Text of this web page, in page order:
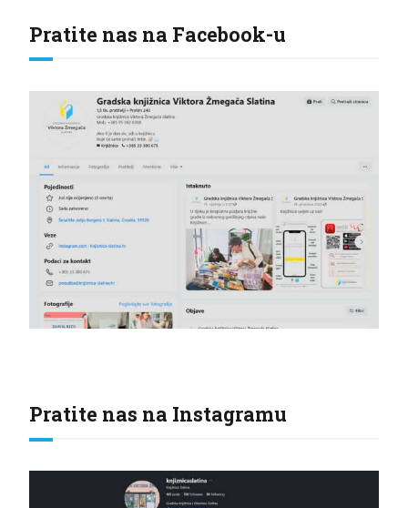
Pratite nas na Facebook-u
Pratite nas na Instagramu